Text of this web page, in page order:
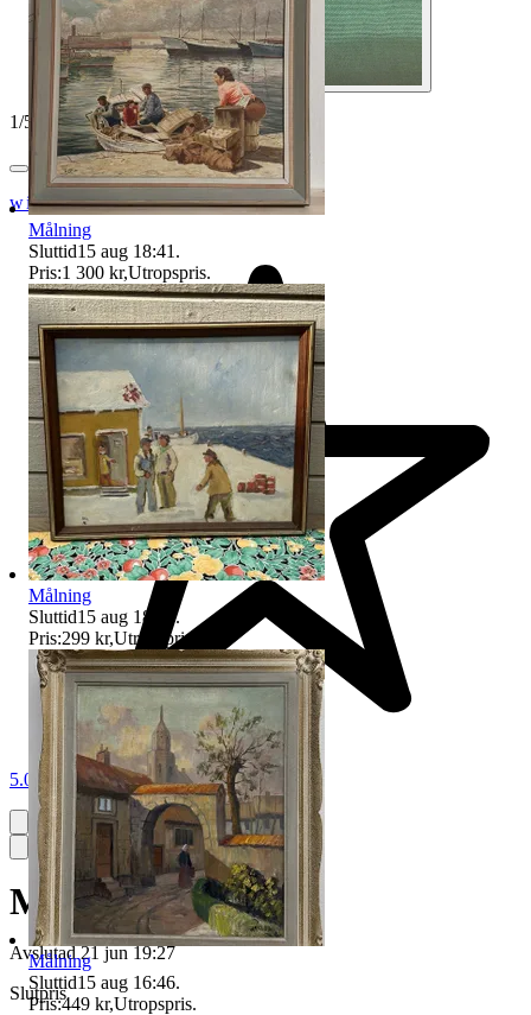
1/5
wise_boysenberry
5.0
Målning
Avslutad 21 jun 19:27
Slutpris
Målning
Sluttid15 aug 18:41 .
Pris:1 300 kr,Utropspris.
Målning
Sluttid15 aug 18:31.
Pris:299 kr,Utropspris
Målning
Sluttid15 aug 16:46.
Pris:449 kr,Utropspris.